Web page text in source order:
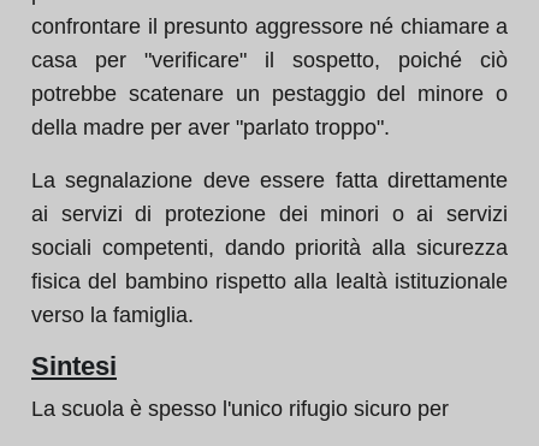
confrontare il presunto aggressore né chiamare a
casa per "verificare" il sospetto, poiché ciò
potrebbe scatenare un pestaggio del minore o
della madre per aver "parlato troppo".
La segnalazione deve essere fatta direttamente
ai servizi di protezione dei minori o ai servizi
sociali competenti, dando priorità alla sicurezza
fisica del bambino rispetto alla lealtà istituzionale
verso la famiglia.
Sintesi
La scuola è spesso l'unico rifugio sicuro per